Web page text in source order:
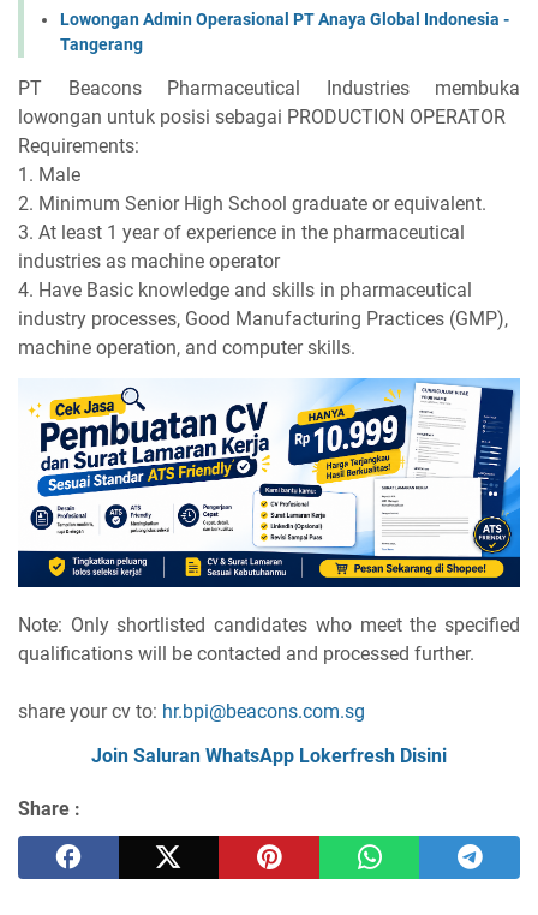
Lowongan Admin Operasional PT Anaya Global Indonesia -
Tangerang
PT Beacons Pharmaceutical Industries membuka
lowongan untuk posisi sebagai PRODUCTION OPERATOR
Requirements:
1. Male
2. Minimum Senior High School graduate or equivalent.
3. At least 1 year of experience in the pharmaceutical
industries as machine operator
4. Have Basic knowledge and skills in pharmaceutical
industry processes, Good Manufacturing Practices (GMP),
machine operation, and computer skills.
Note: Only shortlisted candidates who meet the specified
qualifications will be contacted and processed further.
share your cv to: hr.bpi@beacons.com.sg
Join Saluran WhatsApp Lokerfresh Disini
Share :